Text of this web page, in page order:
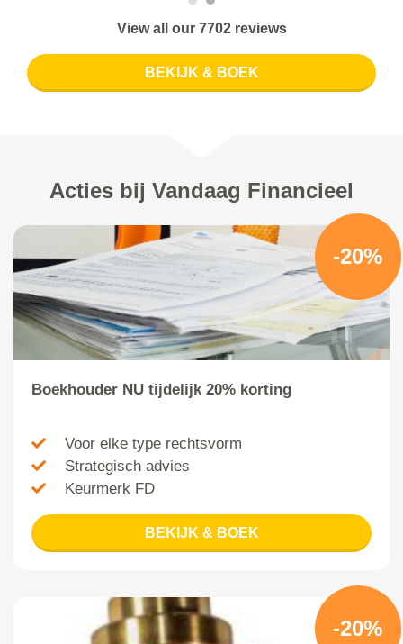
View all our 7702 reviews
BEKIJK & BOEK
Acties bij Vandaag Financieel
-20%
Boekhouder NU tijdelijk 20% korting
Voor elke type rechtsvorm
Strategisch advies
Keurmerk FD
BEKIJK & BOEK
-20%